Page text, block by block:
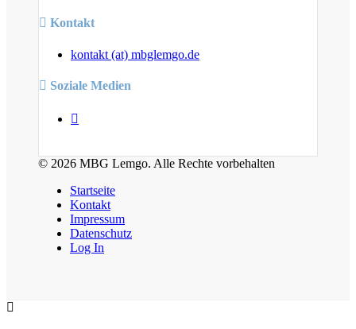
Kontakt
kontakt (at) mbglemgo.de
Soziale Medien
© 2026 MBG Lemgo. Alle Rechte vorbehalten
Startseite
Kontakt
Impressum
Datenschutz
Log In